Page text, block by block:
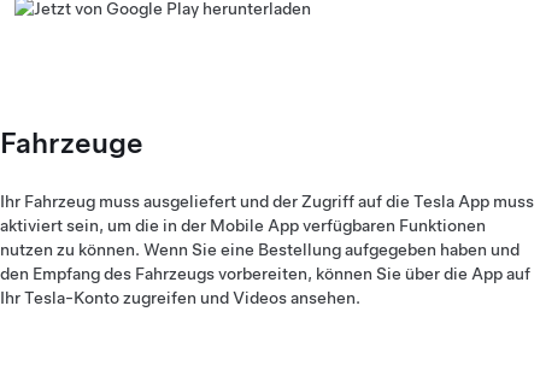
Fahrzeuge
Ihr Fahrzeug muss ausgeliefert und der Zugriff auf die Tesla App muss
aktiviert sein, um die in der Mobile App verfügbaren Funktionen
nutzen zu können. Wenn Sie eine Bestellung aufgegeben haben und
den Empfang des Fahrzeugs vorbereiten, können Sie über die App auf
Ihr Tesla-Konto zugreifen und Videos ansehen.